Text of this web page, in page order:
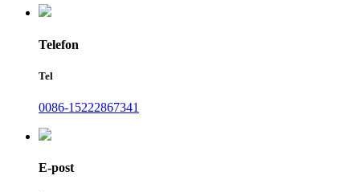
Telefon
Tel
0086-15222867341
E-post